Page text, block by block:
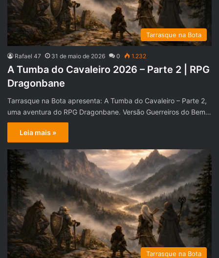
Tarrasque na Bota
Rafael 47 31 de maio de 2026 0 1.232
A Tumba do Cavaleiro 2026 – Parte 2 | RPG
Dragonbane
Tarrasque na Bota apresenta: A Tumba do Cavaleiro – Parte 2,
uma aventura do RPG Dragonbane. Versão Guerreiros do Bem…
Leia mais »
Tarrasque na Bota